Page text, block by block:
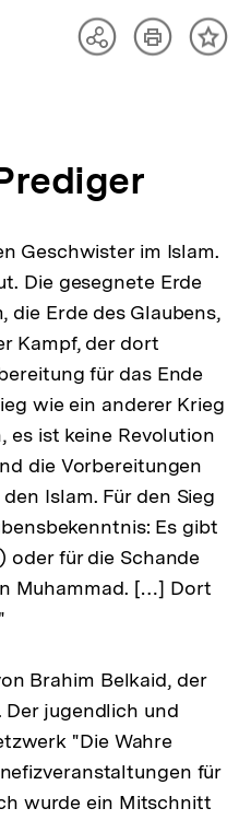
TeilenArtikelInhalt
Geschwister im Islam.
Die gesegnete Erde
die Erde des Glaubens,
Kampf, der dort
für das Ende
wie ein anderer Krieg
es ist keine Revolution
die Vorbereitungen
Islam. Für den Sieg
Es gibt
oder für die Schande
Muhammad. […] Dort
Brahim Belkaid, der
jugendlich und
"Die Wahre
für
wurde ein Mitschnitt